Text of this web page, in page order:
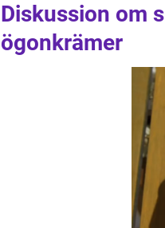
Diskussion om
ögonkrämer